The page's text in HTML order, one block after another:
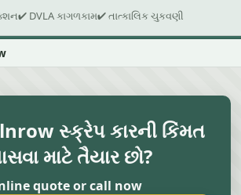
✔ DVLA કાગળકામ✔ તાત્કાલિક ચુકવણી
સ્ક્રેપ કારની કિંમત
માટે તૈયાર છો?
quote or call now